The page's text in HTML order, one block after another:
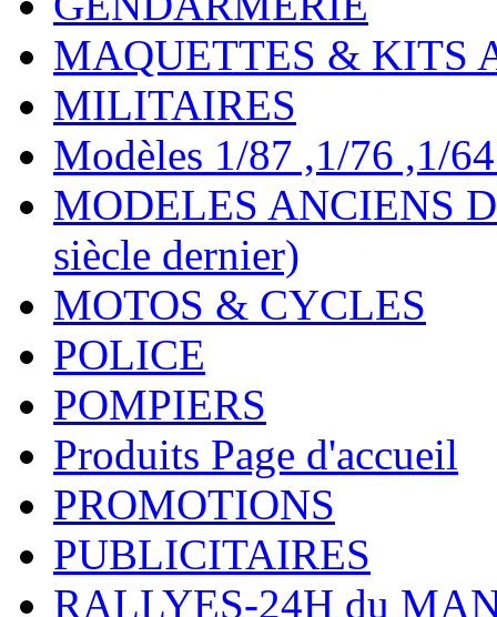
MAQUETTES & KITS
MILITAIRES
Modèles 1/87 ,1/76 ,1/
MODELES ANCIENS
siècle dernier)
MOTOS & CYCLES
POLICE
POMPIERS
Produits Page d'accueil
PROMOTIONS
PUBLICITAIRES
RALLYES-24H du